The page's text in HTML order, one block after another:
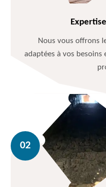
Nous vous offrons
adaptées à vos